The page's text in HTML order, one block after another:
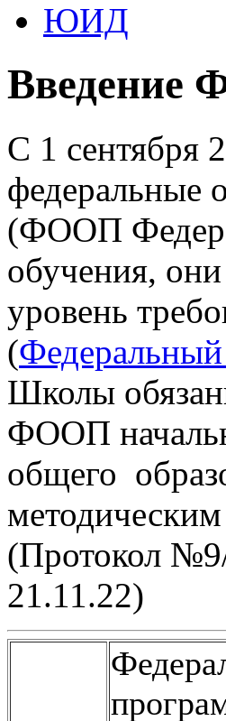
ЮИД
Введение
С 1 сентября
федеральные
(ФООП
обучения,
уровень
(
Школы
ФООП
общего
(Протокол
21.11.22)